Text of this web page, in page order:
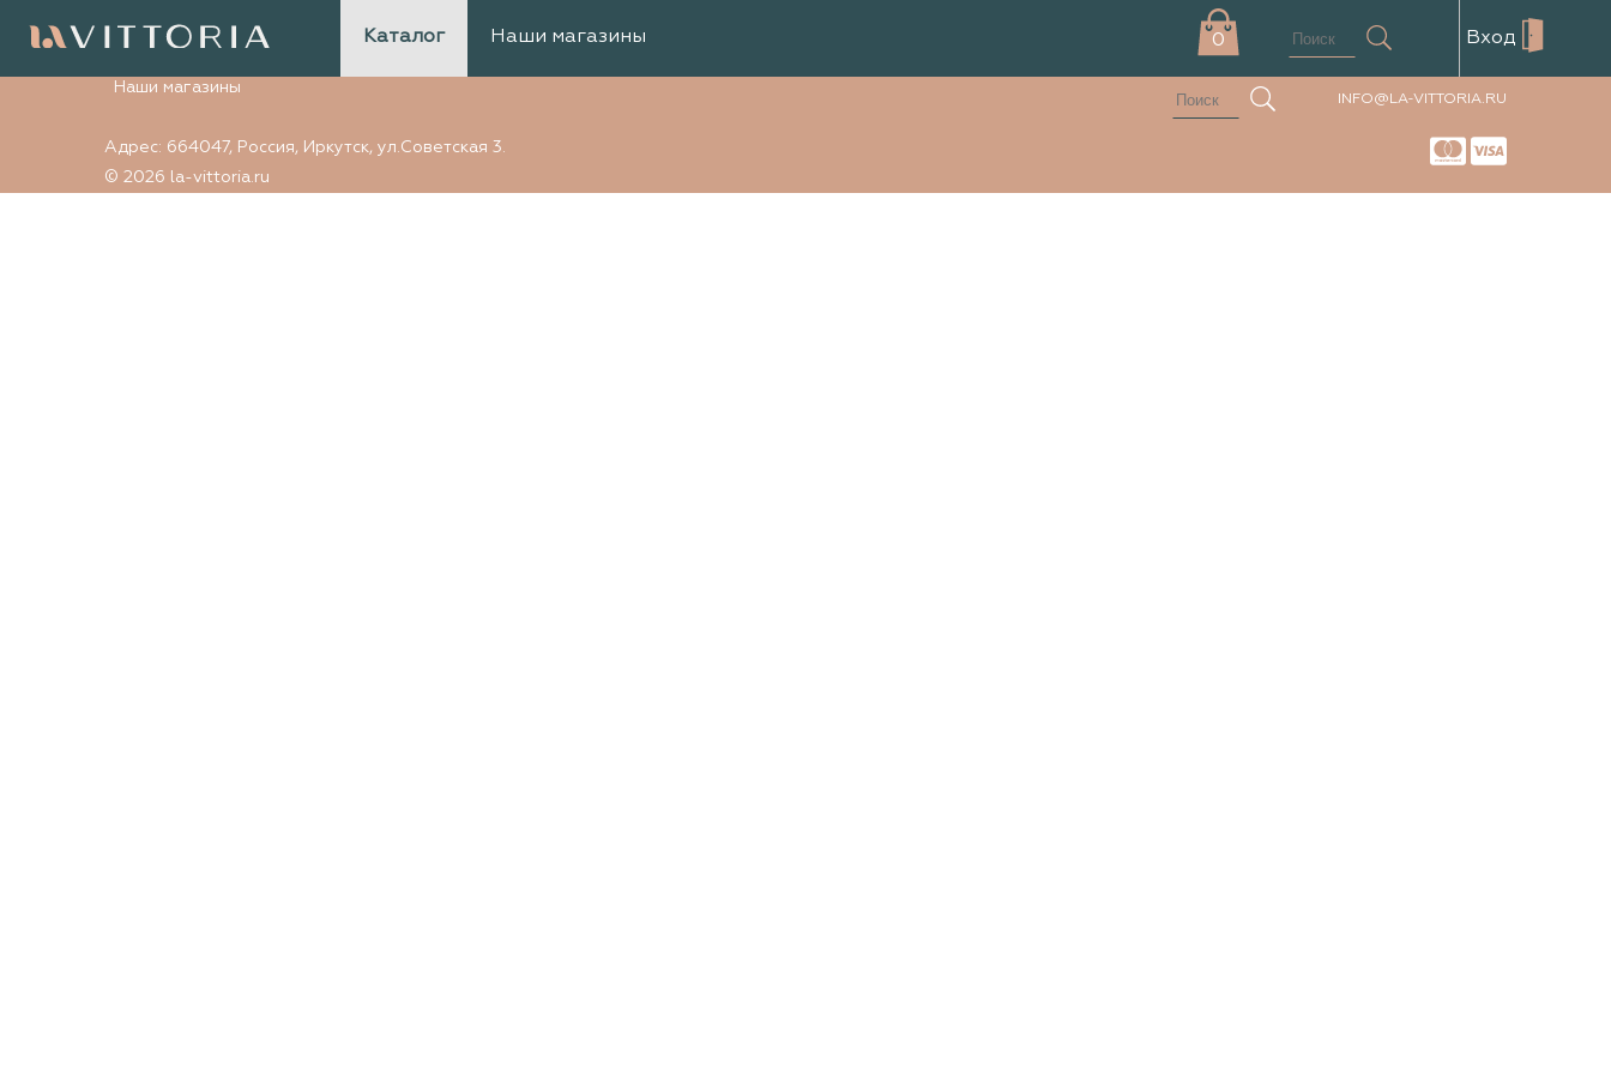
Каталог Наши магазины 0 Вход
Наши магазины
INFO@LA-VITTORIA.RU
Адрес: 664047, Россия, Иркутск, ул.Советская 3.
© 2026 la-vittoria.ru